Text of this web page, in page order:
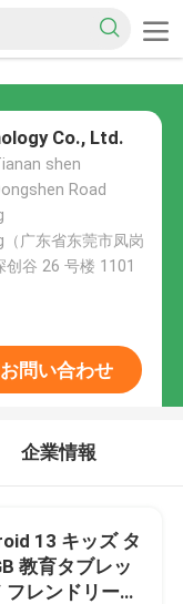
Co., Ltd.
shen
Road
广东省东莞市凤岗
谷 26 号楼 1101
お問い合わせ
企業情報
13 キッズ タ
教育タブレッ
フレンドリー